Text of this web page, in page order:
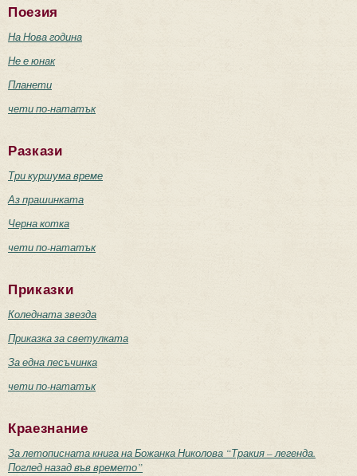
Поезия
На Нова година
Не е юнак
Планети
чети по-нататък
Разкази
Три куршума време
Аз прашинката
Черна котка
чети по-нататък
Приказки
Коледната звезда
Приказка за светулката
За една песъчинка
чети по-нататък
Краезнание
За летописната книга на Божанка Николова “Тракия – легенда.
Поглед назад във времето”